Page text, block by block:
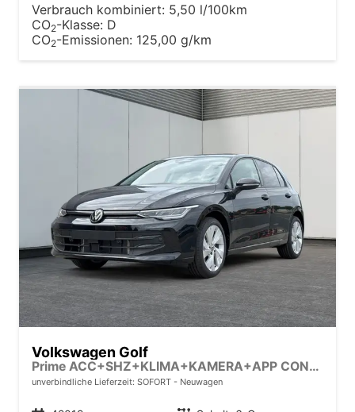
Verbrauch kombiniert: 5,50 l/100km
CO2-Klasse: D
CO2-Emissionen: 125,00 g/km
Volkswagen Golf
Prime ACC+SHZ+KLIMA+KAMERA+APP CONNECT+LED+17" ALU
unverbindliche Lieferzeit: SOFORT Neuwagen